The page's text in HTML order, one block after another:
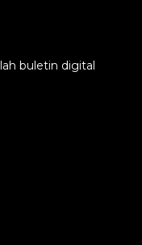
buletin digital